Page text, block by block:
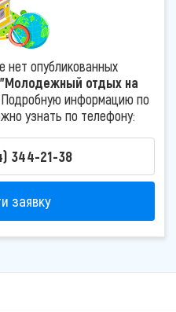
нет опубликованных
"Молодежный отдых на
информацию по
узнать по телефону:
344-21-38
заявку